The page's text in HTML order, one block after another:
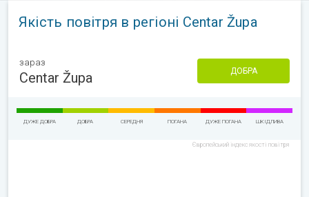
Якість повітря в регіоні Centar Župa
зараз
Centar Župa ДОБРА
ДУЖЕ ДОБРА ДОБРА СЕРЕДНЯ ПОГАНА ДУЖЕ ПОГАНА ШКІДЛИВА
Європейський індекс якості повітря